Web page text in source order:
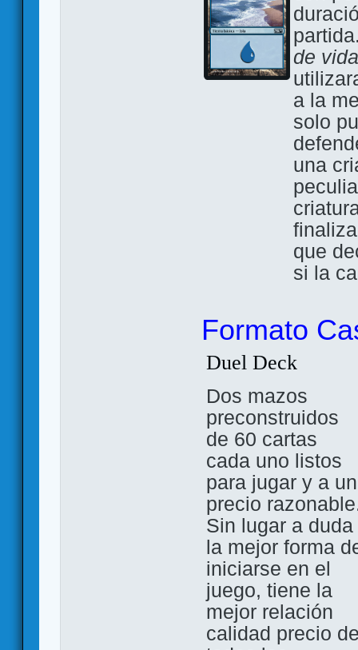
de
a la
solo
una
que
si la
Formato
Duel Deck
Dos mazos
preconstruidos
de 60 cartas
cada uno listos
para jugar y a un
precio
Sin lugar a duda
la mejor forma
iniciarse en el
juego, tiene la
mejor relación
calidad precio